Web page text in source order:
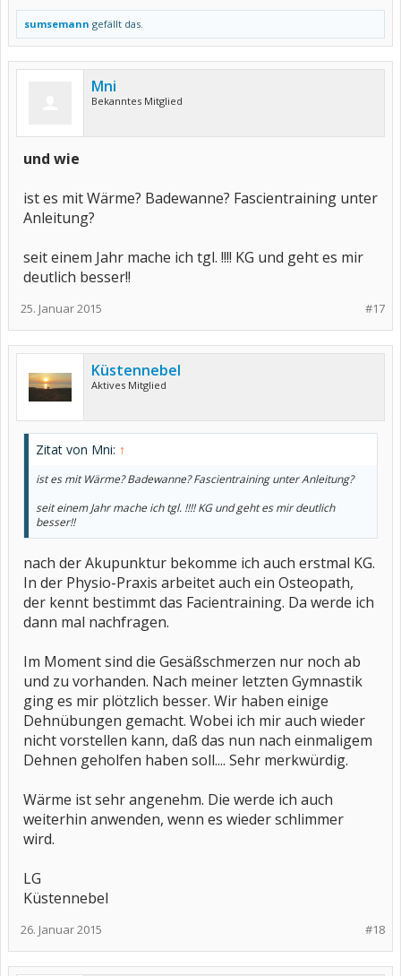
sumsemann gefällt das.
Mni
Bekanntes Mitglied
und wie
ist es mit Wärme? Badewanne? Fascientraining unter
Anleitung?
seit einem Jahr mache ich tgl. !!!! KG und geht es mir
deutlich besser!!
#17
25. Januar 2015
Küstennebel
Aktives Mitglied
Zitat von Mni: ↑
ist es mit Wärme? Badewanne? Fascientraining unter Anleitung?
seit einem Jahr mache ich tgl. !!!! KG und geht es mir deutlich
besser!!
nach der Akupunktur bekomme ich auch erstmal KG.
In der Physio-Praxis arbeitet auch ein Osteopath,
der kennt bestimmt das Facientraining. Da werde ich
dann mal nachfragen.
Im Moment sind die Gesäßschmerzen nur noch ab
und zu vorhanden. Nach meiner letzten Gymnastik
ging es mir plötzlich besser. Wir haben einige
Dehnübungen gemacht. Wobei ich mir auch wieder
nicht vorstellen kann, daß das nun nach einmaligem
Dehnen geholfen haben soll.... Sehr merkwürdig.
Wärme ist sehr angenehm. Die werde ich auch
weiterhin anwenden, wenn es wieder schlimmer
wird.
LG
Küstennebel
#18
26. Januar 2015